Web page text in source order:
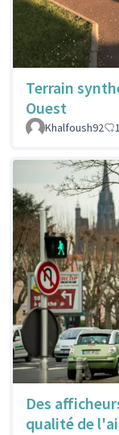
Terrain
Ouest
Khalfoush92 1
Des
qualité de